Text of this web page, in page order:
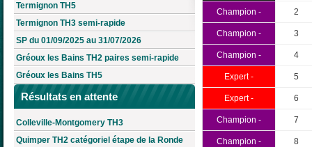
Termignon TH5
Termignon TH3 semi-rapide
SP du 01/09/2025 au 31/07/2026
Gréoux les Bains TH2 paires semi-rapide
Gréoux les Bains TH5
Résultats en attente
Colleville-Montgomery TH3
Quimper TH2 catégoriel étape de la Ronde
Champion - 2
Champion - 3
Champion - 4
Expert - 5
Expert - 6
Champion - 7
Champion - 8